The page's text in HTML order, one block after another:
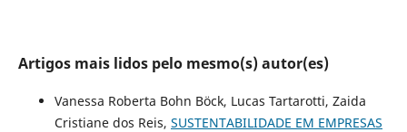
Artigos mais lidos pelo mesmo(s) autor(es)
Vanessa Roberta Bohn Böck, Lucas Tartarotti, Zaida
Cristiane dos Reis, SUSTENTABILIDADE EM EMPRESAS